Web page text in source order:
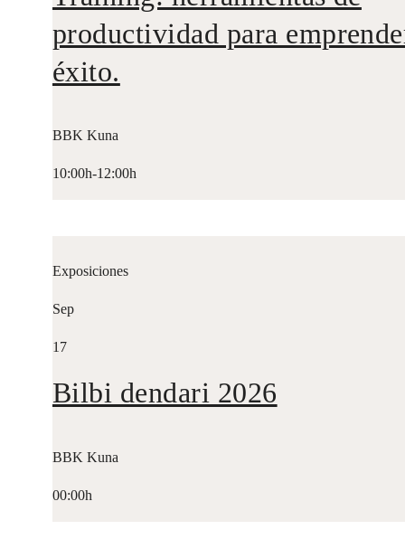
productividad para
éxito.
BBK Kuna
10:00h-12:00h
Exposiciones
Sep
17
Bilbi dendari 2026
BBK Kuna
00:00h